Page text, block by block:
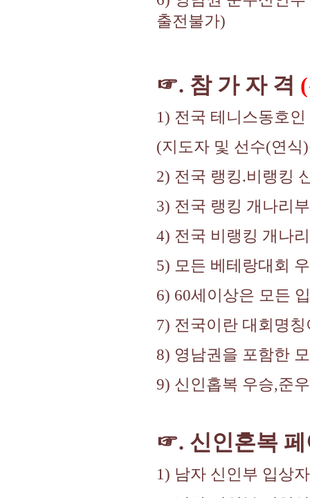
출전불가)
☞. 참 가 자 격
1) 전국 테니스동호
(지도자 및 선수(연식
2) 전국 랭킹.비랭킹
3) 전국 랭킹 개나리
4) 전국 비랭킹 개나
5) 모든 베테랑대회
6) 60세이상은 모든
7) 전국이란 대회명
8) 영남권을 포함한
9) 신인홉복 우승,준
☞. 신인혼복 페
1) 남자 신인부 입상